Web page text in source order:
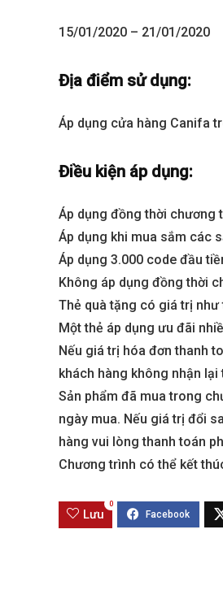
15/01/2020 – 21/01/2020
Địa điểm sử dụng:
Áp dụng cửa hàng Canifa
Điều kiện áp dụng:
Áp dụng đồng thời chương
Áp dụng khi mua sắm các
Áp dụng 3.000 code đầu
Không áp dụng đồng thời
Thẻ quà tặng có giá trị
Một thẻ áp dụng ưu đãi
Nếu giá trị hóa đơn thanh
khách hàng không nhận lại
Sản phẩm đã mua trong
ngày mua. Nếu giá trị đổi
hàng vui lòng thanh toán
Chương trình có thể kết
Lưu
0
The Global City
68 tỷ/căn
án hot nhất hiện nay